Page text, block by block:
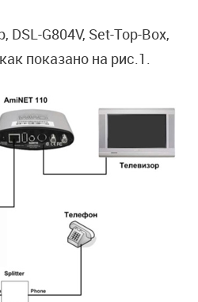
G804V, Set-Top-Box,
показано на рис.1.